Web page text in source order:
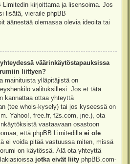
Limitedin kirjoittama ja lisensoima. Jos
lisätä, vieraile phpBB
äänestää olemassa olevia ideoita tai
väärinkäytöstapauksissa
liittyen?
mainituista ylläpitäjistä on
valituksillesi. Jos et tätä
kannattaa ottaa yhteyttä
(tee whois-kysely) tai jos kyseessä on
Yahoo!, free.fr, f2s.com, jne.), ota
vastaavaan osastoon
että phpBB Limitedillä ei ole
ei voida pitää vastuussa miten, missä
on käytössä. Älä ota yhteyttä
jotka eivät liity phpBB.com-